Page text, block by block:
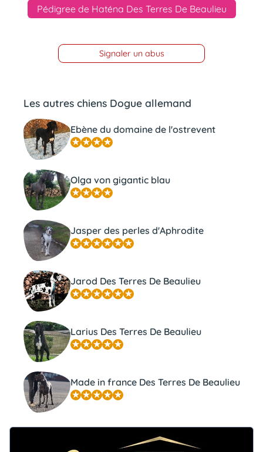
Pédigree de Haténa Des Terres De Beaulieu
Signaler un abus
Les autres chiens Dogue allemand
Ebène du domaine de l'ostrevent
Olga von gigantic blau
Jasper des perles d'Aphrodite
Jarod Des Terres De Beaulieu
Larius Des Terres De Beaulieu
Made in france Des Terres De Beaulieu